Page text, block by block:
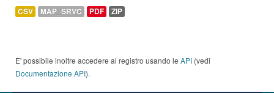
CSV MAP_SRVC PDF ZIP
E' possibile inoltre accedere al registro usando le API (vedi
Documentazione API).